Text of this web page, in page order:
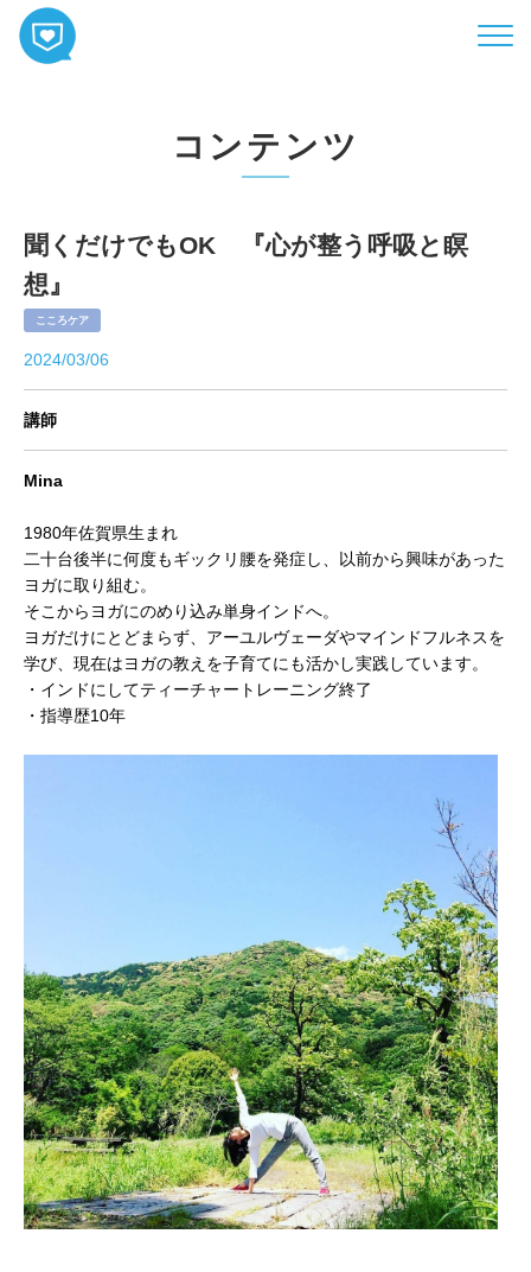
ABOUT
お知らせ
お問い合わせ
コンテンツ
聞くだけでもOK 『心が整う呼吸と瞑
想』
こころケア
2024/03/06
講師
Mina
1980年佐賀県生まれ
二十台後半に何度もギックリ腰を発症し、以前から興味があった
ヨガに取り組む。
そこからヨガにのめり込み単身インドへ。
ヨガだけにとどまらず、アーユルヴェーダやマインドフルネスを
学び、現在はヨガの教えを子育てにも活かし実践しています。
・インドにしてティーチャートレーニング終了
・指導歴10年